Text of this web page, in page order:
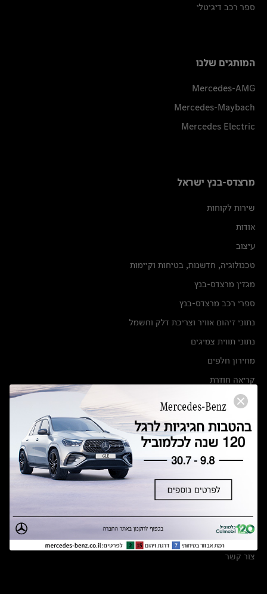
ספר רכב דיגיטלי
המותגים שלנו
Mercedes-AMG
Mercedes-Maybach
Mercedes Electric
מרצדס-בנץ ישראל
שירות לקוחות
אודות
עיצוב
טכנולוגיה, חדשנות, בטיחות וקיימות
מגזין מרצדס-בנץ
ספרי רכב מרצדס-בנץ
נתוני זיהום אוויר וצריכת דלק וחשמל
נתוני תווית צמיגים
מחירון חלפים
קריאה חוזרת
הודעה על הטבות לרכבי מרצדס בהסדר פשרה בתצ 56447-02-19
תקנון ימי מכירות 120 לכלמוביל
מצאו אותנו
אולמות תצוגה
מרכזי שירות
צור קשר